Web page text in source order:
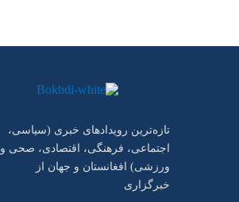
تازه‌ترین رویدادهای خبری (سیاسی،
اجتماعی، فرهنگی، اقتصادی، صحی و
ورزشی) افغانستان و جهان از
خبرگزاری